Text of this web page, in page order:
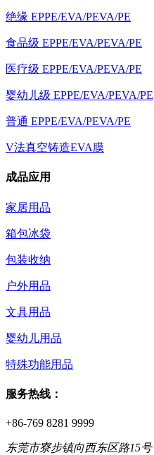
绝缘 EPPE/EVA/PEVA/PE
食品级 EPPE/EVA/PEVA/PE
医疗级 EPPE/EVA/PEVA/PE
婴幼儿级 EPPE/EVA/PEVA/PE
普通 EPPE/EVA/PEVA/PE
V法真空铸造EVA膜
成品应用
家居用品
箱包冰袋
包装收纳
户外用品
文具用品
婴幼儿用品
特殊功能用品
服务热线：
+86-769 8281 9999
东莞市寮步镇向西东区路15号